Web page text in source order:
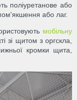
поліуретанове або
або лаг.
мобільну
зі щитом з оргскла,
кромки щита,